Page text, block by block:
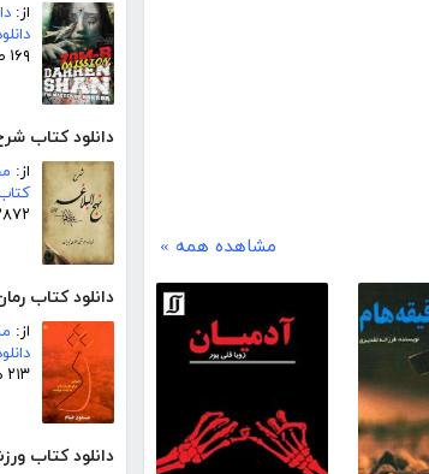
از:
۱۶۹ صفحه
دانلود کتاب
از:
۲۸۷۲
دانلود کتاب
از:
۲۱۳ صفحه
دانلود کتاب
مشاهده همه »